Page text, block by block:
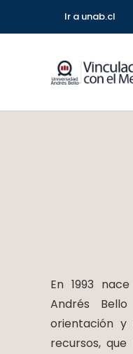
Ir a unab.cl
En 1993
Andrés
orientación y
recursos,